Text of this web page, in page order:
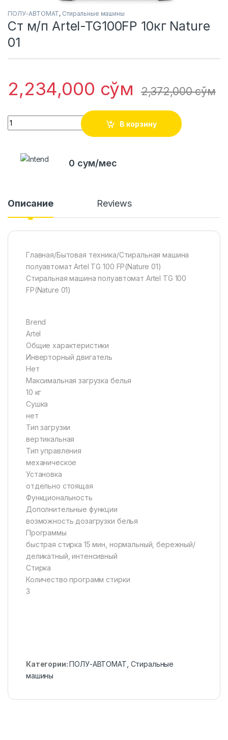
ПОЛУ-АВТОМАТ, Стиральные машины
Ст м/п Artel-TG100FP 10кг Nature
01
2,234,000 сўм 2,372,000сўм
Quantity
В корзину
0 сум/мес
Описание Reviews
Главная/Бытовая техника/Стиральная машина
полуавтомат Artel TG 100 FP(Nature 01)
Стиральная машина полуавтомат Artel TG 100
FP(Nature 01)
Brend
Artel
Общие характеристики
Инверторный двигатель
Нет
Максимальная загрузка белья
10 кг
Сушка
нет
Тип загрузки
вертикальная
Тип управления
механическое
Установка
отдельно стоящая
Функциональность
Дополнительные функции
возможность дозагрузки белья
Программы
быстрая стирка 15 мин, нормальный, бережный/
деликатный, интенсивный
Стирка
Количество программ стирки
3
Категории:ПОЛУ-АВТОМАТ Стиральные
машины